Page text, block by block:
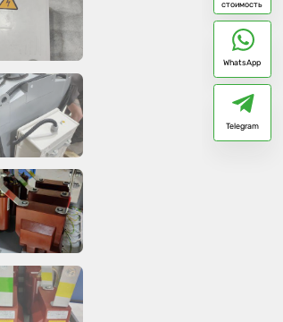
стоимость
WhatsApp
Telegram